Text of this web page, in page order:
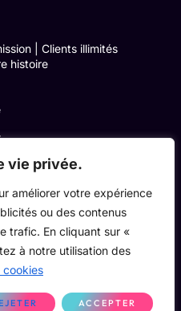
vie privée.
améliorer votre expérience
ou des contenus
trafic. En cliquant sur «
à notre utilisation des
cookies
ACCEPTER
| Clients illimités
histoire